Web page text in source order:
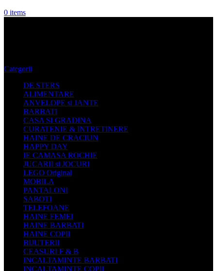
0 items
Categorii
DE STERS
ALIMENTARE
ANVELOPE si JANTE
BARBATI
CASA SI GRADINA
CURATENIE & INTRETINERE
HAINE DE CRACIUN
HAPPY DAY
IE CAMASA ROCHIE
JUCARII si JOCURI
LEGO Original
MOBILA
PANTALONI
SABOTI
TELEFOANE
HAINE FEMEI
HAINE BARBATI
HAINE COPII
BIJUTERII
CEASURI F & B
INCALTAMINTE BARBATI
INCALTAMINTE COPII